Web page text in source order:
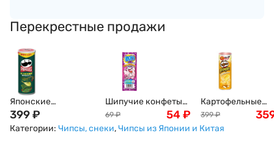
Перекрестные продажи
Японские
картофельные
чипсы Pringles со
вкусом жареных
399₽
Шипучие конфеты
со вкусом
винограда Bubble
69 ₽ 54₽
Картофельные
чипсы Pringles
четыре сыра Four
399 ₽
Категории: Чипсы, снеки,Чипсы из Японии и Китая